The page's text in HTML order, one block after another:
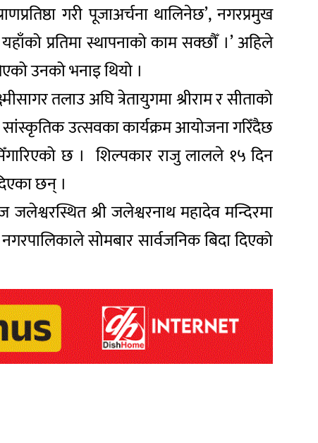
गरी पूजाअर्चना थालिनेछ’, नगरप्रमुख
प्रतिमा स्थापनाको काम सक्छौँ ।’ अहिले
उनको भनाइ थियो ।
तलाउ अघि त्रेतायुगमा श्रीराम र सीताको
सांस्कृतिक उत्सवका कार्यक्रम आयोजना गरिँदैछ
छ । शिल्पकार राजु लालले १५ दिन
छन् ।
श्री जलेश्वरनाथ महादेव मन्दिरमा
सोमबार सार्वजनिक बिदा दिएको